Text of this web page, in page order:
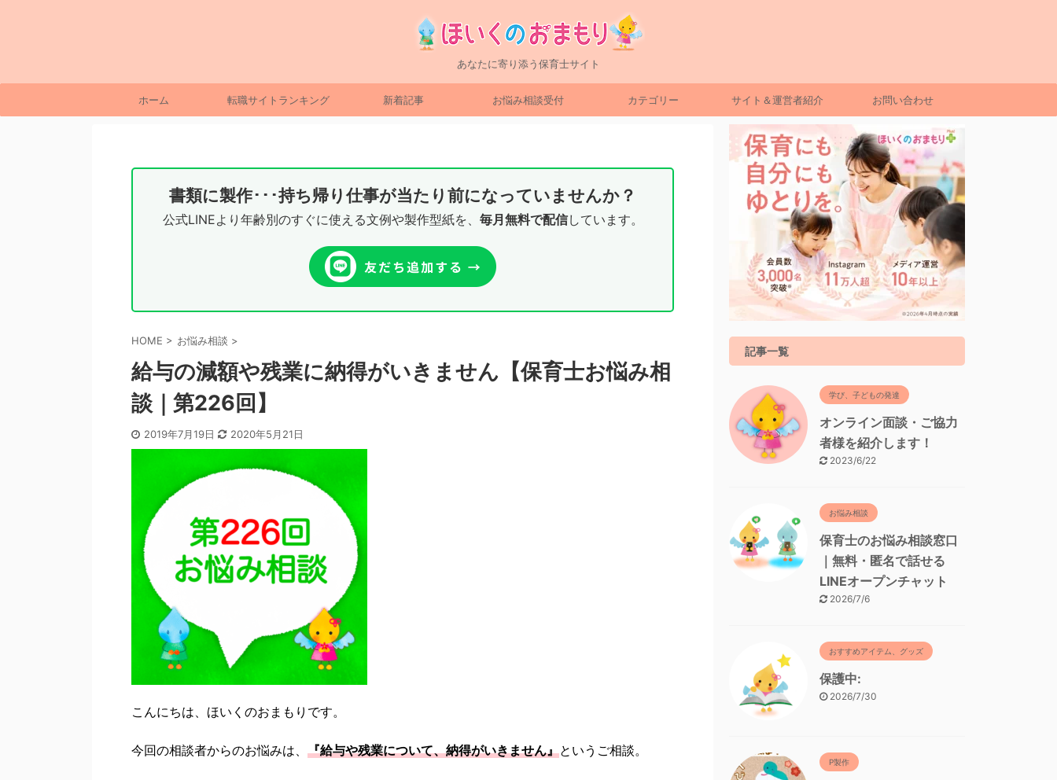
あなたに寄り添う保育士サイト
ホーム 転職サイトランキング 新着記事 お悩み相談受付 カテゴリー サイト＆運営者紹介 お問い合わせ
書類に製作･･･持ち帰り仕事が当たり前になっていませんか？
公式LINEより年齢別のすぐに使える文例や製作型紙を、 毎月無料で配信しています。
HOME > お悩み相談 >
給与の減額や残業に納得がいきません【保育士お悩み相
談｜第226回】
2019年7月19日 2020年5月21日
こんにちは、ほいくのおまもりです。
今回の相談者からのお悩みは、 『給与や残業について、納得がいきません』というご相談。
記事一覧
学び、子どもの発達
オンライン面談・ご協力
者様を紹介します！
2023/6/22
お悩み相談
保育士のお悩み相談窓口
｜無料・匿名で話せる
LINEオープンチャット
2026/7/6
おすすめアイテム、グッズ
保護中:
2026/7/30
P製作